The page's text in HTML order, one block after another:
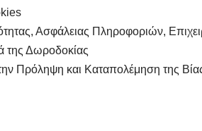
Ασφάλειας Πληροφοριών,
της Δωροδοκίας
την Πρόληψη και Καταπολέμηση της